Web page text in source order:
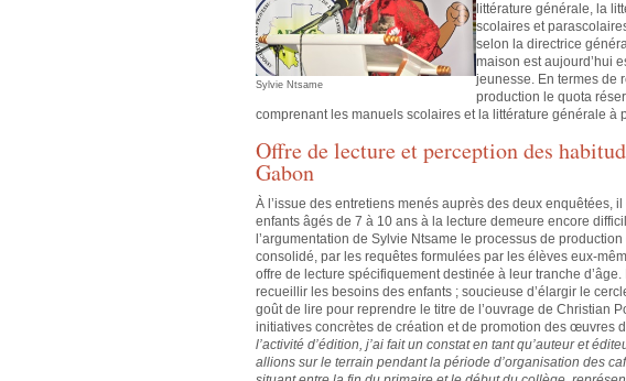
Sylvie Ntsame
littérature générale, la
scolaires et
selon la directrice
maison est aujourd’hui
jeunesse. En termes de
production le quota
comprenant les manuels scolaires et la littérature générale à
Offre de lecture et perception des
Gabon
À l’issue des entretiens menés auprès des deux enquêtées,
enfants âgés de 7 à 10 ans à la lecture demeure encore
l’argumentation de Sylvie Ntsame le processus de
consolidé, par les requêtes formulées par les élèves eux-
offre de lecture spécifiquement destinée à leur tranche d’âge.
recueillir les besoins des enfants ; soucieuse d’élargir le
goût de lire pour reprendre le titre de l’ouvrage de Christian
initiatives concrètes de création et de promotion des œuvres
l’activité d’édition, j’ai fait un constat en tant qu’auteur et
allions sur le terrain pendant la période d’organisation des